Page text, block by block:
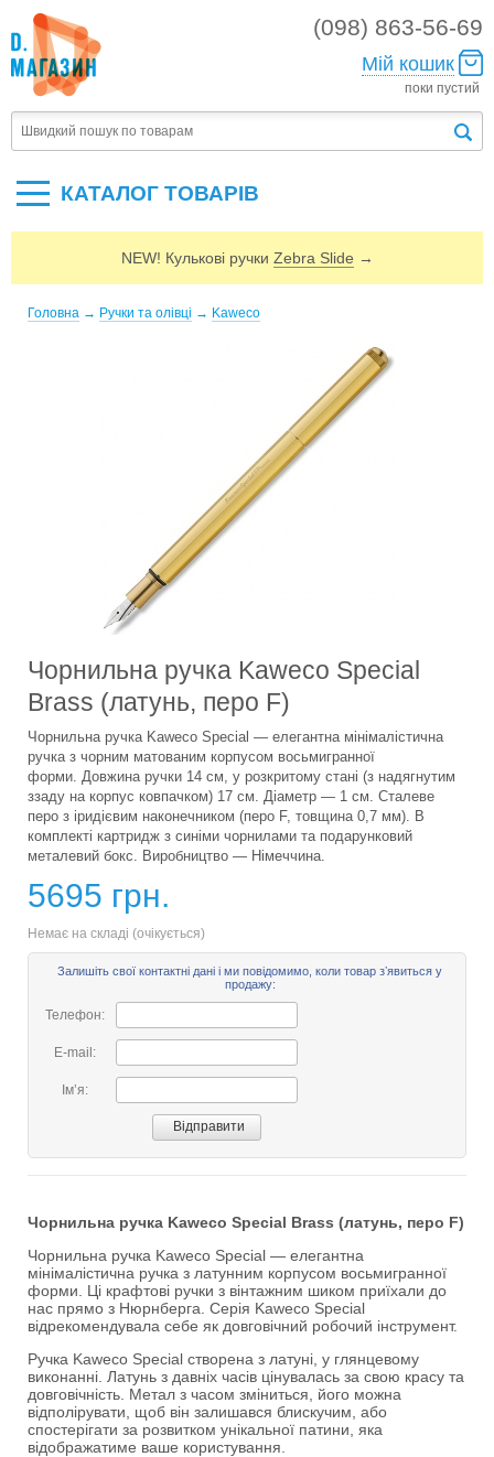
(098) 863-56-69
Мій кошик
поки пустий
КАТАЛОГ ТОВАРIВ
NEW! Кулькові ручки Zebra Slide →
Головна → Ручки та олівці → Kaweco
Чорнильна ручка Kaweco Special
Brass (латунь, перо F)
Чорнильна ручка Kaweco Special — елегантна мінімалістична
ручка з чорним матованим корпусом восьмигранної
форми. Довжина ручки 14 см, у розкритому стані (з надягнутим
ззаду на корпус ковпачком) 17 см. Діаметр — 1 см. Сталеве
перо з іридієвим наконечником (перо F, товщина 0,7 мм). В
комплекті картридж з синіми чорнилами та подарунковий
металевий бокс. Виробництво — Німеччина.
5695 грн.
Немає на складі (очікується)
Залишіть свої контактні дані і ми повідомимо, коли товар зʼявиться у
продажу:
Телефон:
E-mail:
Імʼя:
Чорнильна ручка Kaweco Special Brass (латунь, перо F)
Чорнильна ручка Kaweco Special — елегантна
мінімалістична ручка з латунним корпусом восьмигранної
форми. Ці крафтові ручки з вінтажним шиком приїхали до
нас прямо з Нюрнберга. Серія Kaweco Special
відрекомендувала себе як довговічний робочий інструмент.
Ручка Kaweco Special створена з латуні, у глянцевому
виконанні. Латунь з давніх часів цінувалась за свою красу та
довговічність. Метал з часом зміниться, його можна
відполірувати, щоб він залишався блискучим, або
спостерігати за розвитком унікальної патини, яка
відображатиме ваше користування.